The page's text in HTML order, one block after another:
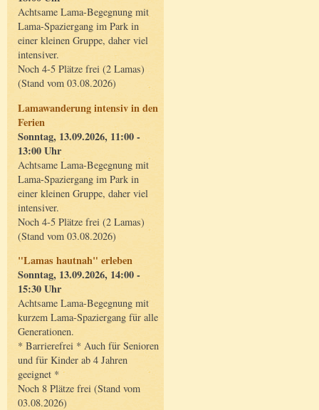
Achtsame Lama-Begegnung mit
Lama-Spaziergang im Park in
einer kleinen Gruppe, daher viel
intensiver.
Noch 4-5 Plätze frei (2 Lamas)
(Stand vom 03.08.2026)
Lamawanderung intensiv in den
Ferien
Sonntag, 13.09.2026, 11:00 -
13:00 Uhr
Achtsame Lama-Begegnung mit
Lama-Spaziergang im Park in
einer kleinen Gruppe, daher viel
intensiver.
Noch 4-5 Plätze frei (2 Lamas)
(Stand vom 03.08.2026)
"Lamas hautnah" erleben
Sonntag, 13.09.2026, 14:00 -
15:30 Uhr
Achtsame Lama-Begegnung mit
kurzem Lama-Spaziergang für alle
Generationen.
* Barrierefrei * Auch für Senioren
und für Kinder ab 4 Jahren
geeignet *
Noch 8 Plätze frei (Stand vom
03.08.2026)